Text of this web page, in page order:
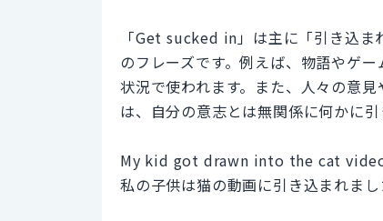
「Get sucked in」は主に「引き込
のフレーズです。例えば、物語やゲ
状況で使われます。また、人々の意
は、自分の意志とは無関係に何かに
My kid got drawn into the cat
私の子供は猫の動画に引き込まれまし